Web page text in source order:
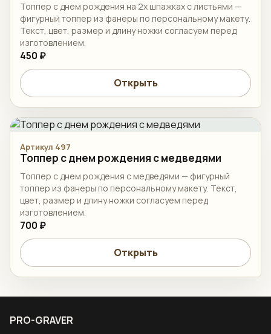
Топпер c днем рождения на 2х шпажках с листьями —
фигурный топпер из фанеры по персональному макету.
Текст, цвет, размер и длину ножки согласуем перед
изготовлением.
450 ₽
Открыть
Артикул 497
Топпер c днем рождения с медведями
Топпер c днем рождения с медведями — фигурный
топпер из фанеры по персональному макету. Текст,
цвет, размер и длину ножки согласуем перед
изготовлением.
700 ₽
Открыть
PRO-GRAVER